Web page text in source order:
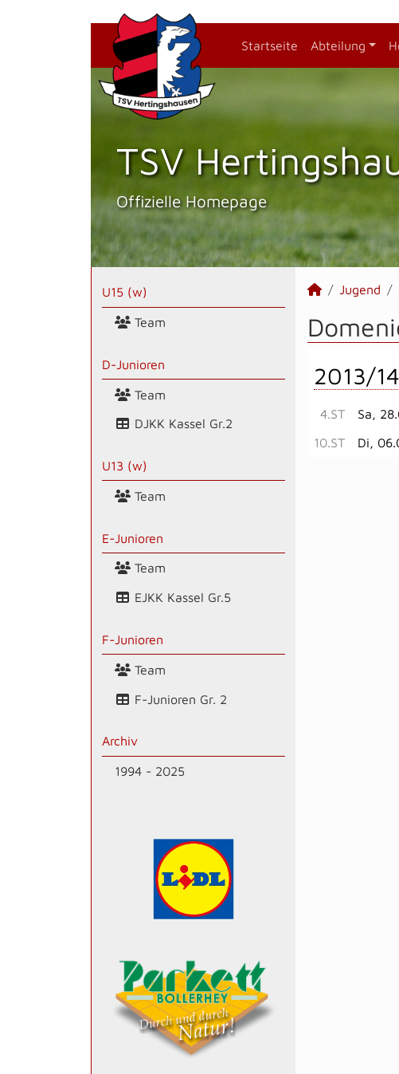
Startseite Abteilung
TSV
Offizielle Homepage
U15 (w)
Team
D-Junioren
Team
DJKK Kassel Gr.2
U13 (w)
Team
E-Junioren
Team
EJKK Kassel Gr.5
F-Junioren
Team
F-Junioren Gr. 2
Archiv
1994 - 2025
Jugend
2013/14
4.ST Sa,
10.ST Di,